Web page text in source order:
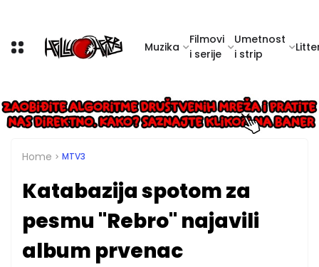
Muzika
Filmovi
i serije
Umetnost
i strip
Home MTV3
Katabazija spotom za
pesmu "Rebro" najavili
album prvenac